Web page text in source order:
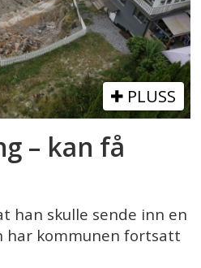
PLUSS
– kan få
han skulle sende inn en
har kommunen fortsatt